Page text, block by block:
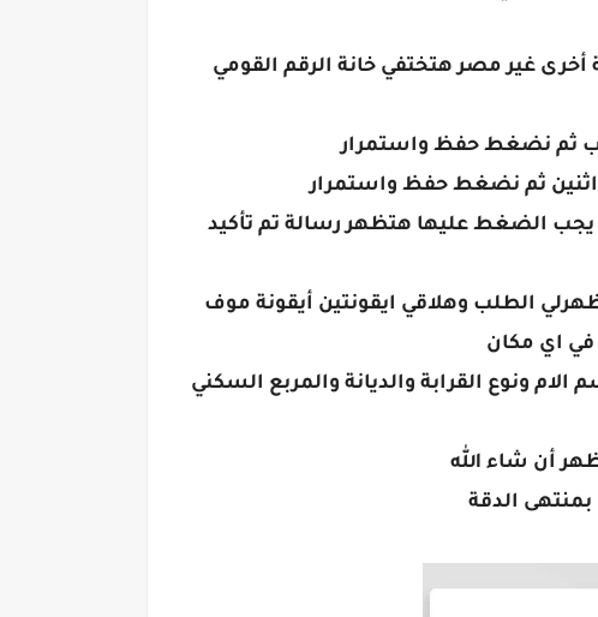
أخرى غير مصر هتختفي خانة الرقم القومي
ثم نضغط حفظ واستمرار
يجب الضغط عليها هتظهر رسالة تم تأكيد
هيظهرلي الطلب وهلاقي ايقونتين أيقونة موف
ونوع القرابة والديانة والمربع السكني
أن شاء الله
بمنتهى الدقة